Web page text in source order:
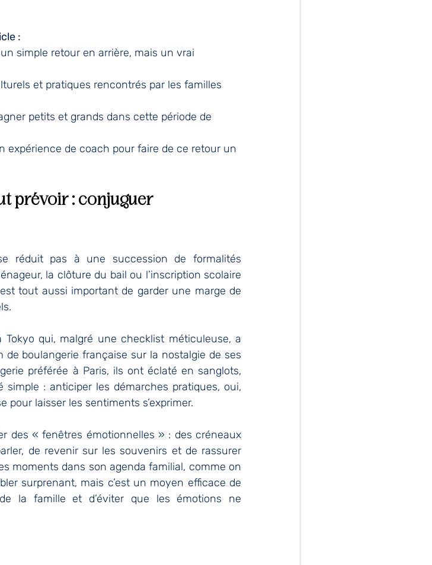
:
simple retour en arrière, mais un vrai
et pratiques rencontrés par les familles
petits et grands dans cette période de
expérience de coach pour faire de ce retour un
prévoir : conjuguer
réduit pas à une succession de formalités
la clôture du bail ou l’inscription scolaire
tout aussi important de garder une marge de
qui, malgré une checklist méticuleuse, a
de boulangerie française sur la nostalgie de ses
préférée à Paris, ils ont éclaté en sanglots,
simple : anticiper les démarches pratiques, oui,
pour laisser les sentiments s’exprimer.
des « fenêtres émotionnelles » : des créneaux
de revenir sur les souvenirs et de rassurer
moments dans son agenda familial, comme on
surprenant, mais c’est un moyen efficace de
la famille et d’éviter que les émotions ne